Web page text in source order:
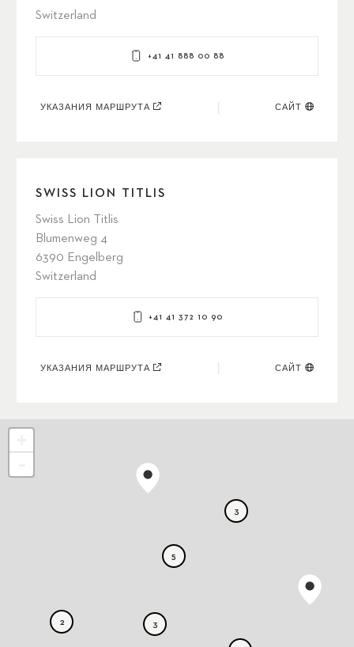
Switzerland
+41 41 888 00 88
УКАЗАНИЯ МАРШРУТА САЙТ
SWISS LION TITLIS
Swiss Lion Titlis
Blumenweg 4
6390 Engelberg
Switzerland
+41 41 372 10 90
УКАЗАНИЯ МАРШРУТА САЙТ
2 3
5
3